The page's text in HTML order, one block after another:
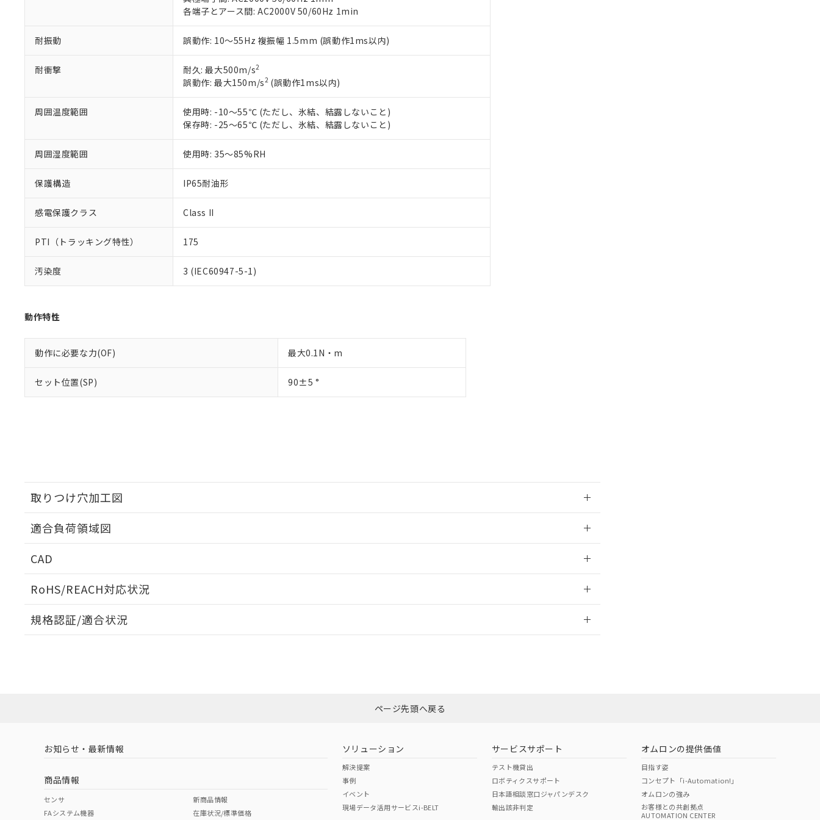
各端子とアース間: AC2000V 50/60Hz 1min
耐振動 誤動作: 10～55Hz 複振幅 1.5mm (誤動作1ms以内)
耐衝撃 耐久: 最大500m/s2
誤動作: 最大150m/s2(誤動作1ms以内)
周囲温度範囲
使用時: -10～55℃ (ただし、氷結、結露しないこと)
保存時: -25～65℃ (ただし、氷結、結露しないこと)
周囲湿度範囲 使用時: 35～85%RH
保護構造 IP65耐油形
感電保護クラス Class II
PTI（トラッキング特性） 175
汚染度 3 (IEC60947-5-1)
動作特性
動作に必要な力(OF) 最大0.1N・m
セット位置(SP) 90±5 °
取りつけ穴加工図
適合負荷領域図
CAD
RoHS/REACH対応状況
EU RoHS 注意事項・凡例
ダウンロードはこちら
中国 RoHS 注意事項・凡例
中国 RoHS表
規格認証/適合状況
（イギリス
（ノルウェー
（日本
（アメリカ
当社販売員にご相談ください。
オムロン制御機器販売店や当社販売拠点は「販売ネットワーク
」をご確認ください。
在庫状況および標準価格結果を当社の事前の承諾なく第三者に漏洩または開示しないようお願いしま
ている必要があります。
お客様が当ウェブサイト上で当社にご登録された部品リストについて、当社および当社の共同利用者
が、当社の製品・サービスに関するお客様との取引・商談に必要な範囲で利用することをご了承くだ
さい。
※当社の共同利用者とは、"個人情報の共同利用に関して"
いる法人を指します。
※2 対応予定月
部品在庫の切り替え状況などにより、予定月が前後することがあります。
※3 非含有証明書ダウンロード
下記の非含有証明書をダウンロードすることができます。
EU RoHS指令（10物質）の非含有証明書
51物質の非含有証明書（当社基準）
※本証明書は発行日時点で非含有を証明するもので、過去に遡って非含有を証明するものではありません。
また、RoHS指令のフタル酸エステル類４物質の対応では、対応完了までの期間は出荷製品に未対応品が
混在することから備考欄に対応日を記載しておりました。
り割愛しております。
※2 環境保護使用期限
「ｅ」：有害物質（10物質）のすべてが基準値以下であることを示します。
「10」：通常の使用状況下において有害物質が外部に漏えいし、環境に深刻な影響を及ぼさない年数を意
味します。
「－」：未確認です。当社販売部門へお問い合わせください。
当社は、貴社製品を第三者に販売する場合は、上記1、2および3の内容を当該第三者に通知します。
また当社は、販売先および販売に係わる関係者が違法に輸出するおそれがある場合は、取り引きをい
たしません。
△ 一定数には満たないが在庫あり
－
在庫なし(最新の在庫状況については、お客様のお取引先、またはお客様担当のオムロン制御
機器販売店・当社販売員にご確認ください)
空
白
受注生産機種、また在庫状況の情報を公開していない機種
ページ先頭へ戻る
お知らせ・最新情報
商品情報
センサ
FAシステム機器
新商品情報
在庫状況/標準価格
ソリューション
解決提案
事例
イベント
現場データ活用サービスi-BELT
サービスサポート
テスト機貸出
ロボティクスサポート
日本語相談窓口ジャパンデスク
輸出該非判定
オムロンの提供価値
目指す姿
コンセプト「i-Automation!」
オムロンの強み
お客様との共創拠点
AUTOMATION CENTER